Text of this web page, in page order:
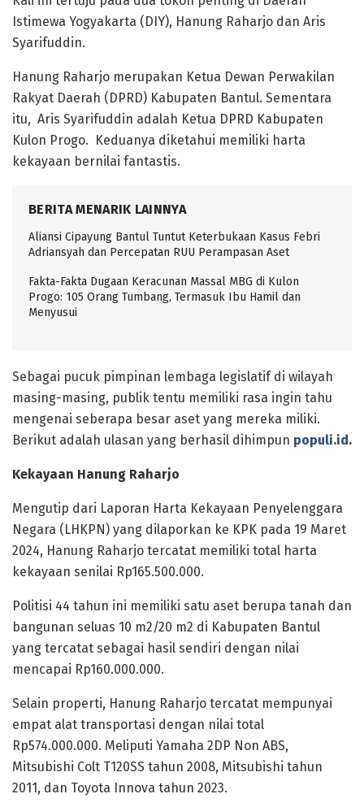
Istimewa Yogyakarta (DIY), Hanung Raharjo dan Aris
Syarifuddin.
Hanung Raharjo merupakan Ketua Dewan Perwakilan
Rakyat Daerah (DPRD) Kabupaten Bantul. Sementara
itu, Aris Syarifuddin adalah Ketua DPRD Kabupaten
Kulon Progo. Keduanya diketahui memiliki harta
kekayaan bernilai fantastis.
BERITA MENARIK LAINNYA
Aliansi Cipayung Bantul Tuntut Keterbukaan Kasus Febri
Adriansyah dan Percepatan RUU Perampasan Aset
Fakta-Fakta Dugaan Keracunan Massal MBG di Kulon
Progo: 105 Orang Tumbang, Termasuk Ibu Hamil dan
Menyusui
Sebagai pucuk pimpinan lembaga legislatif di wilayah
masing-masing, publik tentu memiliki rasa ingin tahu
mengenai seberapa besar aset yang mereka miliki.
Berikut adalah ulasan yang berhasil dihimpun populi.id.
Kekayaan Hanung Raharjo
Mengutip dari Laporan Harta Kekayaan Penyelenggara
Negara (LHKPN) yang dilaporkan ke KPK pada 19 Maret
2024, Hanung Raharjo tercatat memiliki total harta
kekayaan senilai Rp165.500.000.
Politisi 44 tahun ini memiliki satu aset berupa tanah dan
bangunan seluas 10 m2/20 m2 di Kabupaten Bantul
yang tercatat sebagai hasil sendiri dengan nilai
mencapai Rp160.000.000.
Selain properti, Hanung Raharjo tercatat mempunyai
empat alat transportasi dengan nilai total
Rp574.000.000. Meliputi Yamaha 2DP Non ABS,
Mitsubishi Colt T120SS tahun 2008, Mitsubishi tahun
2011, dan Toyota Innova tahun 2023.